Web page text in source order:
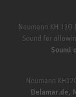
Neumann KH
Sound for
Sound
Neumann
Delamar.de,